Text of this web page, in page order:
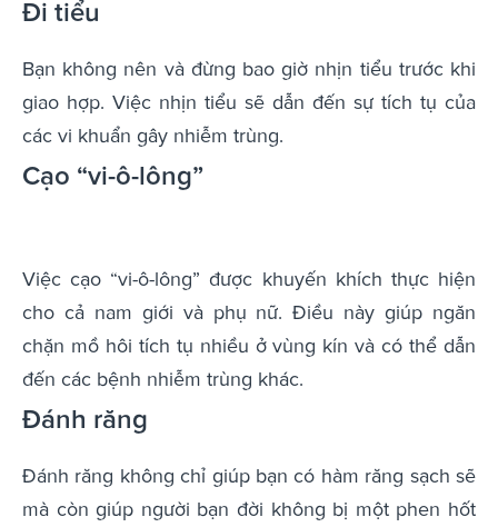
Đi tiểu
Bạn không nên và đừng bao giờ nhịn tiểu trước khi
giao hợp. Việc nhịn tiểu sẽ dẫn đến sự tích tụ của
các vi khuẩn gây nhiễm trùng.
Cạo “vi-ô-lông”
Việc cạo “vi-ô-lông” được khuyến khích thực hiện
cho cả nam giới và phụ nữ. Điều này giúp ngăn
chặn mồ hôi tích tụ nhiều ở vùng kín và có thể dẫn
đến các bệnh nhiễm trùng khác.
Đánh răng
Đánh răng không chỉ giúp bạn có hàm răng sạch sẽ
mà còn giúp người bạn đời không bị một phen hốt